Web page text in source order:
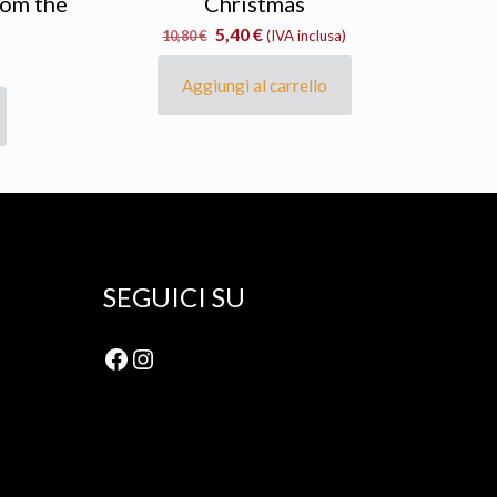
10,80€ Il
prezzo
originale
era:
5,40€Il
prezzo
attuale
(IVA inclusa)
Aggiungi al carrello
SEGUICI SU
Facebook
Instagram